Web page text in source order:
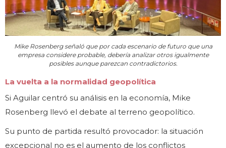
Mike Rosenberg señaló que por cada escenario de futuro que una
empresa considere probable, debería analizar otros igualmente
posibles aunque parezcan contradictorios.
La vuelta a la normalidad geopolítica
Si Aguilar centró su análisis en la economía, Mike
Rosenberg llevó el debate al terreno geopolítico.
Su punto de partida resultó provocador: la situación
excepcional no es el aumento de los conflictos